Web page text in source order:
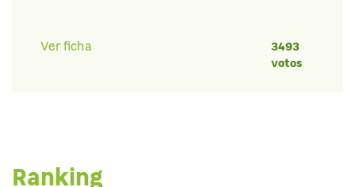
Ver ficha
3493
votos
Ranking